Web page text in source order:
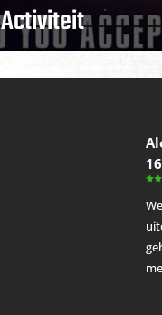
Activiteit